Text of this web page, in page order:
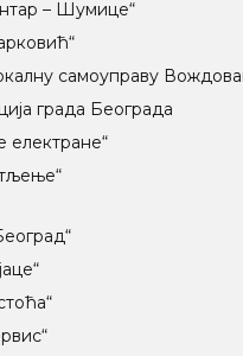
– Шумице“
самоуправу
града Београда
електране“